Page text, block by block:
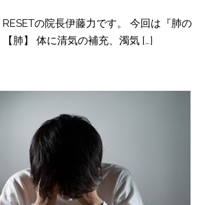
の院長伊藤力です。 今回は『肺の
肺】 体に清気の補充、濁気 […]